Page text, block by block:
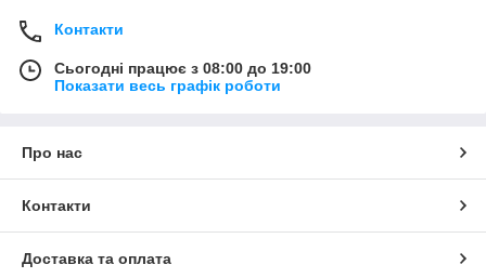
Контакти
Сьогодні працює з 08:00 до 19:00
Показати весь графік роботи
Про нас
Контакти
Доставка та оплата